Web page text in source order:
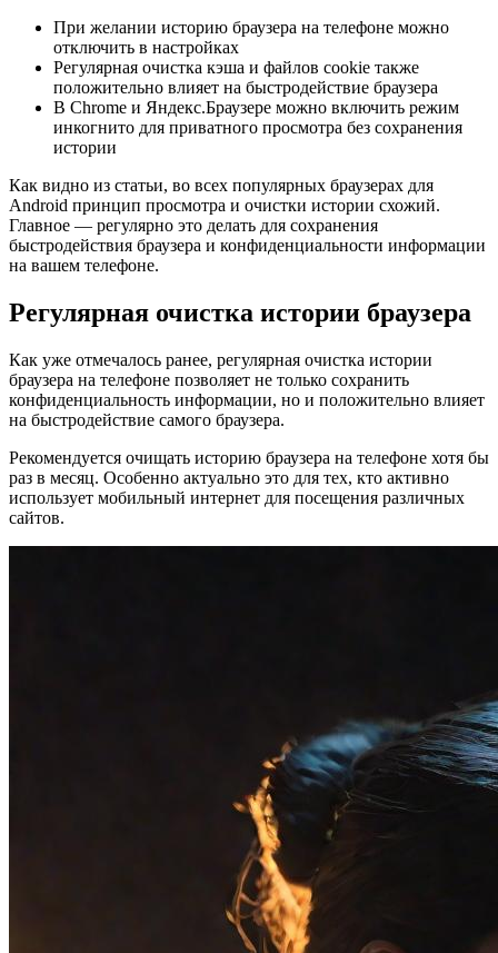
При желании историю браузера на телефоне можно
отключить в настройках
Регулярная очистка кэша и файлов cookie также
положительно влияет на быстродействие браузера
В Chrome и Яндекс.Браузере можно включить режим
инкогнито для приватного просмотра без сохранения
истории
Как видно из статьи, во всех популярных браузерах для
Android принцип просмотра и очистки истории схожий.
Главное — регулярно это делать для сохранения
быстродействия браузера и конфиденциальности информации
на вашем телефоне.
Регулярная очистка истории браузера
Как уже отмечалось ранее, регулярная очистка истории
браузера на телефоне позволяет не только сохранить
конфиденциальность информации, но и положительно влияет
на быстродействие самого браузера.
Рекомендуется очищать историю браузера на телефоне хотя бы
раз в месяц. Особенно актуально это для тех, кто активно
использует мобильный интернет для посещения различных
сайтов.